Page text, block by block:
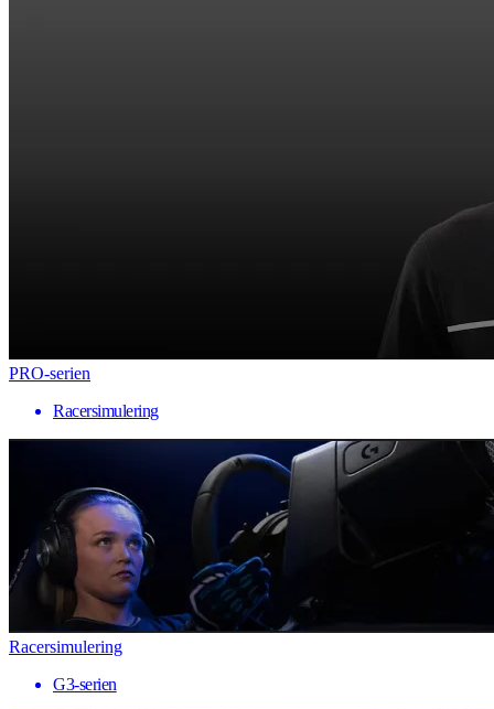
PRO-serien
Racersimulering
Racersimulering
G3-serien